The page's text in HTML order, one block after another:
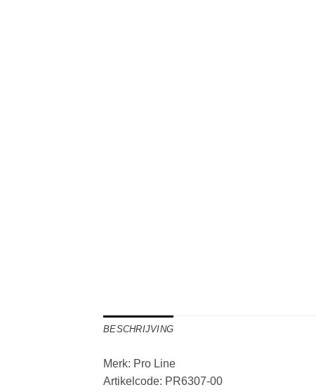
BESCHRIJVING
Merk: Pro Line
Artikelcode: PR6307-00